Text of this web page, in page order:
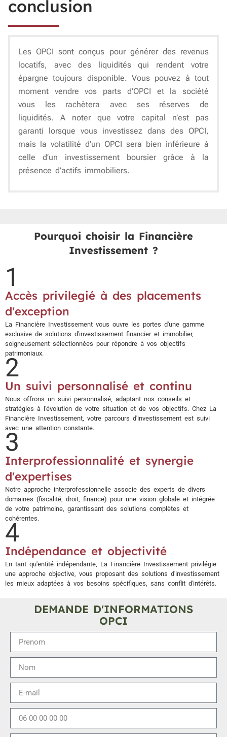
conclusion
Les OPCI sont conçus pour générer des revenus
locatifs, avec des liquidités qui rendent votre
épargne toujours disponible. Vous pouvez à tout
moment vendre vos parts d’OPCI et la société
vous les rachètera avec ses réserves de
liquidités. A noter que votre capital n’est pas
garanti lorsque vous investissez dans des OPCI,
mais la volatilité d’un OPCI sera bien inférieure à
celle d’un investissement boursier grâce à la
présence d’actifs immobiliers.
Pourquoi choisir la Financière
Investissement ?
1
Accès privilegié à des placements
d'exception
La Financière Investissement vous ouvre les portes d'une gamme
exclusive de solutions d'investissement financier et immobilier,
soigneusement sélectionnées pour répondre à vos objectifs
patrimoniaux.
2
Un suivi personnalisé et continu
Nous offrons un suivi personnalisé, adaptant nos conseils et
stratégies à l'évolution de votre situation et de vos objectifs. Chez La
Financière Investissement, votre parcours d'investissement est suivi
avec une attention constante.
3
Interprofessionnalité et synergie
d'expertises
Notre approche interprofessionnelle associe des experts de divers
domaines (fiscalité, droit, finance) pour une vision globale et intégrée
de votre patrimoine, garantissant des solutions complètes et
cohérentes.
4
Indépendance et objectivité
En tant qu'entité indépendante, La Financière Investissement privilégie
une approche objective, vous proposant des solutions d'investissement
les mieux adaptées à vos besoins spécifiques, sans conflit d'intérêts.
DEMANDE D'INFORMATIONS
OPCI